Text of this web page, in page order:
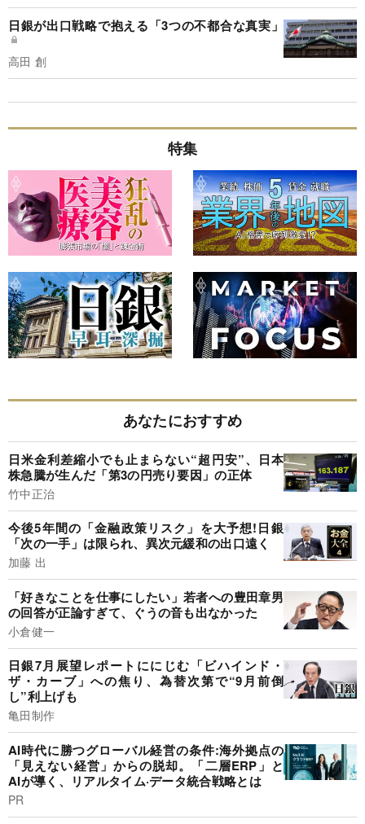
日銀が出口戦略で抱える「3つの不都合な真実」
高田 創
特集
あなたにおすすめ
日米金利差縮小でも止まらない“超円安”、日本
株急騰が生んだ「第3の円売り要因」の正体
竹中正治
今後5年間の「金融政策リスク」を大予想!日銀
「次の一手」は限られ、異次元緩和の出口遠く
加藤 出
「好きなことを仕事にしたい」若者への豊田章男
の回答が正論すぎて、ぐうの音も出なかった
小倉健一
日銀7月展望レポートににじむ「ビハインド・
ザ・カーブ」への焦り、為替次第で“9月前倒
し”利上げも
亀田制作
AI時代に勝つグローバル経営の条件:海外拠点の
「見えない経営」からの脱却。「二層ERP」と
AIが導く、リアルタイム·データ統合戦略とは
PR